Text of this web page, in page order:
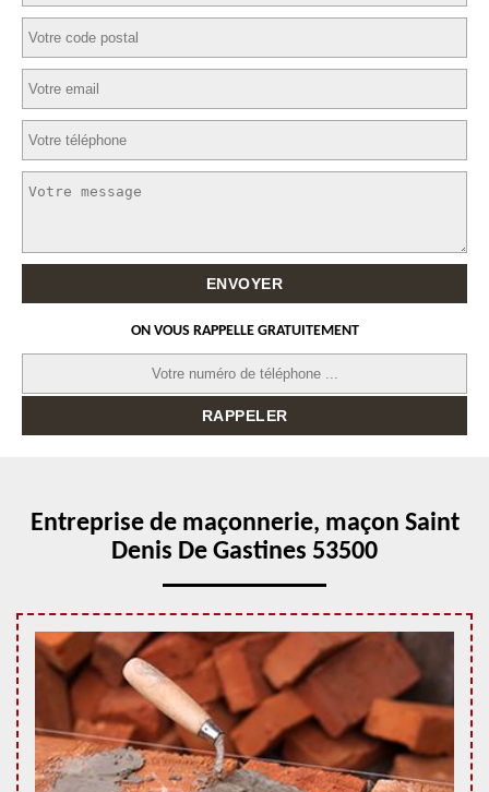
ON VOUS RAPPELLE GRATUITEMENT
Entreprise de maçonnerie, maçon Saint
Denis De Gastines 53500